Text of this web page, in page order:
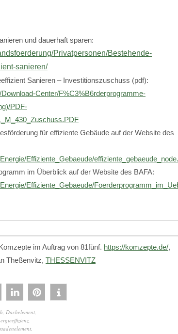
und dauerhaft sparen:
Privatpersonen/Bestehende-
sanieren/
Sanieren – Investitionszuschuss (pdf):
Center/F%C3%B6rderprogramme-
PDF-
für effiziente Gebäude auf der Website des
Effiziente_Gebaeude/
im Überblick auf der Website des BAFA:
Effiziente_Gebaeude/
im Auftrag von 81fünf. https://komzepte.de/,
Theßenvitz, THESSENVITZ
Dachelement